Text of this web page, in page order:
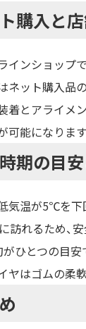
購入と
インショップ
ネット購入品
着とアライメ
可能になりま
期の目
気温が5℃を下
訪れるため、
ひとつの目安
ヤはゴムの柔